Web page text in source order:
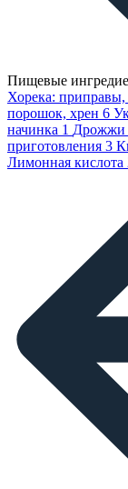
Пищевые
Хорека: приправы,
порошок, хрен 6
начинка 1 Дрожжи
приготовления 3
Лимонная кислота